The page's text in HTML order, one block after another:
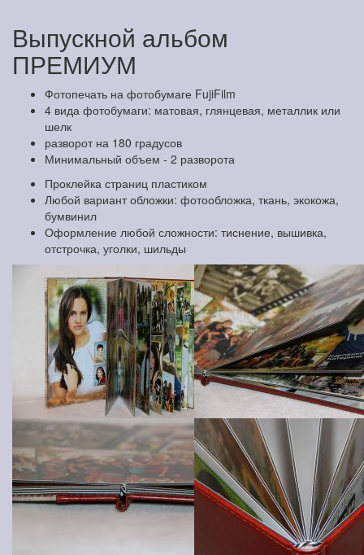
Выпускной альбом
ПРЕМИУМ
Фотопечать на фотобумаге FujiFilm
4 вида фотобумаги: матовая, глянцевая, металлик или
шелк
разворот на 180 градусов
Минимальный объем - 2 разворота
Проклейка страниц пластиком
Любой вариант обложки: фотообложка, ткань, экокожа,
бумвинил
Оформление любой сложности: тиснение, вышивка,
отстрочка, уголки, шильды